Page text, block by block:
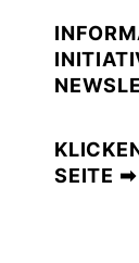
SEITE ➡